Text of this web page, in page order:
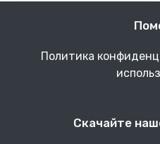
Политика
Скачайте